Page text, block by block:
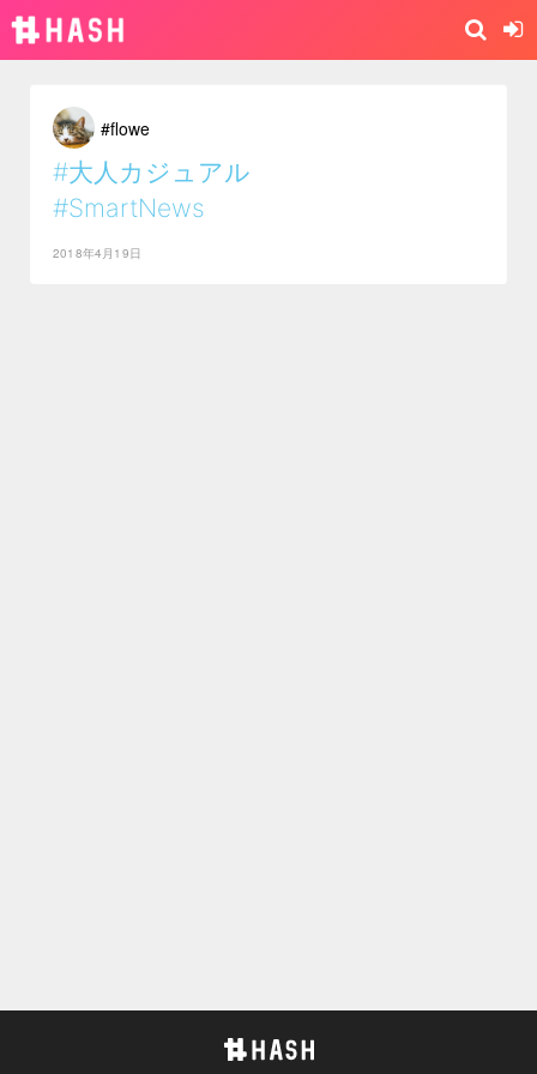
#flowe
#大人カジュアル
#SmartNews
2018年4月19日